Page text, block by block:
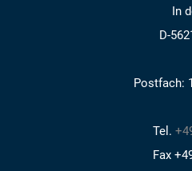
In
D-
Postfach:
Tel.
Fax